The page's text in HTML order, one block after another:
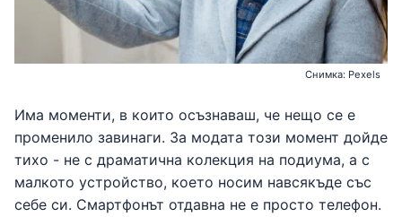
Снимка: Pexels
Има моменти, в които осъзнаваш, че нещо се е
променило завинаги. За модата този момент дойде
тихо - не с драматична колекция на подиума, а с
малкото устройство, което носим навсякъде със
себе си. Смартфонът отдавна не е просто телефон.